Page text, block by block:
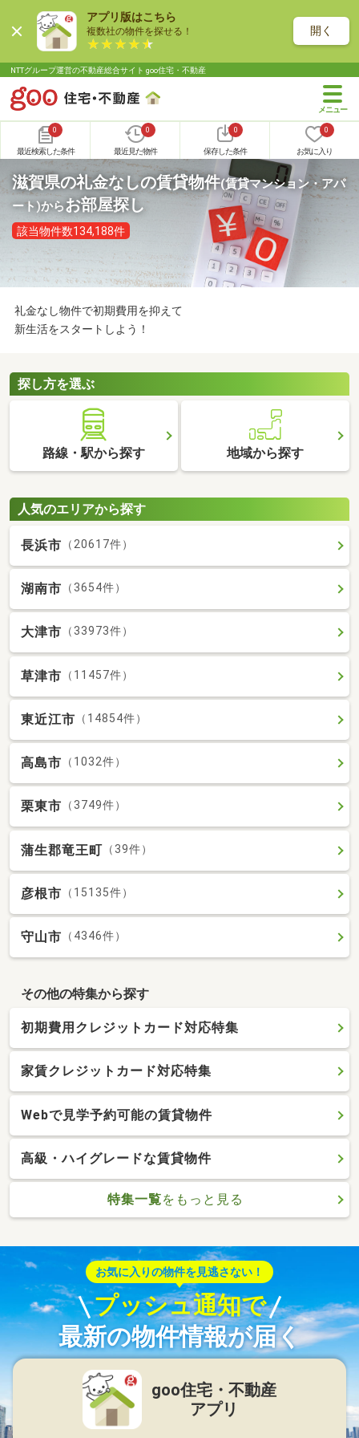
アプリ版はこちら
複数社の物件を探せる！ 開く
NTTグループ運営の不動産総合サイト goo住宅・不動産
0
最近検索した条件
0
最近見た物件
0
保存した条件
0
お気に入り
滋賀県の礼金なしの賃貸物件(賃貸マンション・アパ
ート)からお部屋探し
該当物件数134,188件
礼金なし物件で初期費用を抑えて
新生活をスタートしよう！
探し方を選ぶ
路線・駅から探す 地域から探す
人気のエリアから探す
長浜市 （20617件）
湖南市 （3654件）
大津市 （33973件）
草津市 （11457件）
東近江市 （14854件）
高島市 （1032件）
栗東市 （3749件）
蒲生郡竜王町 （39件）
彦根市 （15135件）
守山市 （4346件）
その他の特集から探す
初期費用クレジットカード対応特集
家賃クレジットカード対応特集
Webで見学予約可能の賃貸物件
高級・ハイグレードな賃貸物件
特集一覧をもっと見る
お気に入りの物件を見逃さない！
プッシュ通知で
最新の物件情報が届く
goo住宅・不動産
アプリ